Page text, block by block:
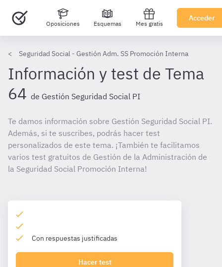
Oposiciones Esquemas Mes gratis
Acceder
Seguridad Social - Gestión Adm. SS Promoción Interna
Información y test de Tema
64 de Gestión Seguridad Social PI
Te damos información sobre Gestión Seguridad Social PI.
Además, si te suscribes, podrás hacer test
personalizados de este tema. ¡También te facilitamos
varios test gratuitos de Gestión de la Administración de
la Seguridad Social Promoción Interna!
Con respuestas justificadas
Hacer test